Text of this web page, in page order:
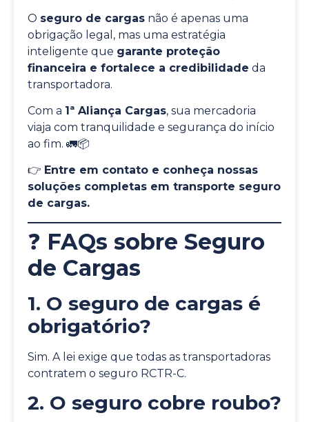
O seguro de cargas não é apenas uma
obrigação legal, mas uma estratégia
inteligente que garante proteção
financeira e fortalece a credibilidade da
transportadora.
Com a 1ª Aliança Cargas, sua mercadoria
viaja com tranquilidade e segurança do início
ao fim. 🚛📦
👉 Entre em contato e conheça nossas
soluções completas em transporte seguro
de cargas.
❓ FAQs sobre Seguro
de Cargas
1. O seguro de cargas é
obrigatório?
Sim. A lei exige que todas as transportadoras
contratem o seguro RCTR-C.
2. O seguro cobre roubo?